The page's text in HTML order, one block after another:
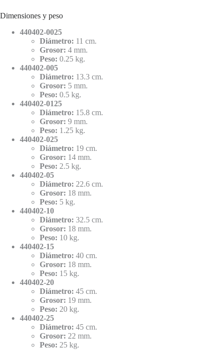
Dimensiones y peso
440402-0025
Diámetro: 11 cm.
Grosor: 4 mm.
Peso: 0.25 kg.
440402-005
Diámetro: 13.3 cm.
Grosor: 5 mm.
Peso: 0.5 kg.
440402-0125
Diámetro: 15.8 cm.
Grosor: 9 mm.
Peso: 1.25 kg.
440402-025
Diámetro: 19 cm.
Grosor: 14 mm.
Peso: 2.5 kg.
440402-05
Diámetro: 22.6 cm.
Grosor: 18 mm.
Peso: 5 kg.
440402-10
Diámetro: 32.5 cm.
Grosor: 18 mm.
Peso: 10 kg.
440402-15
Diámetro: 40 cm.
Grosor: 18 mm.
Peso: 15 kg.
440402-20
Diámetro: 45 cm.
Grosor: 19 mm.
Peso: 20 kg.
440402-25
Diámetro: 45 cm.
Grosor: 22 mm.
Peso: 25 kg.